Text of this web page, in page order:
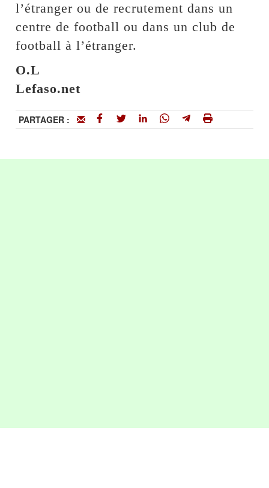
l’étranger ou de recrutement dans un
centre de football ou dans un club de
football à l’étranger.
O.L
Lefaso.net
PARTAGER :